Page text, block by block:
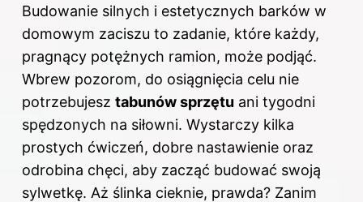
Budowanie silnych i estetycznych barków w
domowym zaciszu to zadanie, które każdy,
pragnący potężnych ramion, może podjąć.
Wbrew pozorom, do osiągnięcia celu nie
potrzebujesz tabunów sprzętu ani tygodni
spędzonych na siłowni. Wystarczy kilka
prostych ćwiczeń, dobre nastawienie oraz
odrobina chęci, aby zacząć budować swoją
sylwetkę. Aż ślinka cieknie, prawda? Zanim